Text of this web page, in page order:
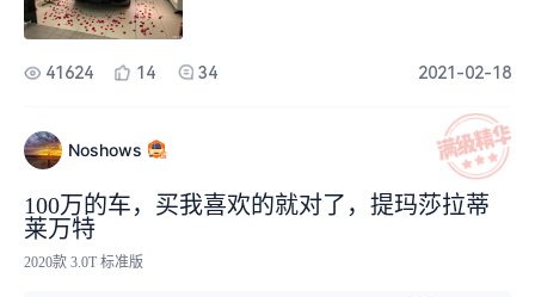
决，前排USB口又插进去没反应了，提车目前才两
个月。 3.做工缝隙有多大都看得见了，这个就不吐
槽了
41624 14 34 2021-02-18
Noshows
100万的车，买我喜欢的就对了，提玛莎拉蒂
莱万特
2020款 3.0T 标准版